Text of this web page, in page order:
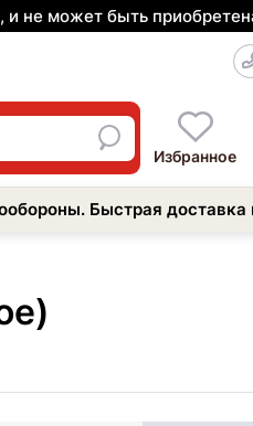
и не может быть
Избранное
Быстрая